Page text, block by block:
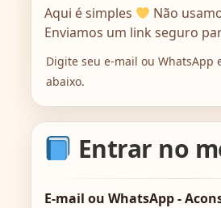
Aqui é simples
Não
Enviamos um link seguro
Digite seu e-mail ou WhatsApp
abaixo.
Entrar no
E-mail ou WhatsApp -